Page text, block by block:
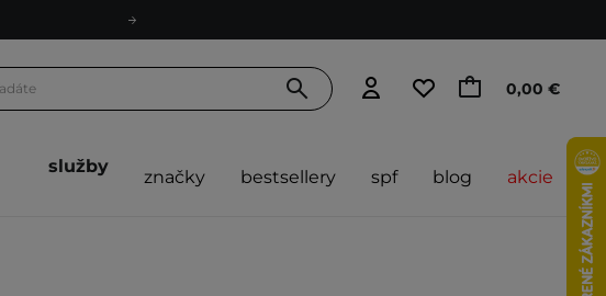
0,00 €
služby
značky bestsellery spf blog akcie